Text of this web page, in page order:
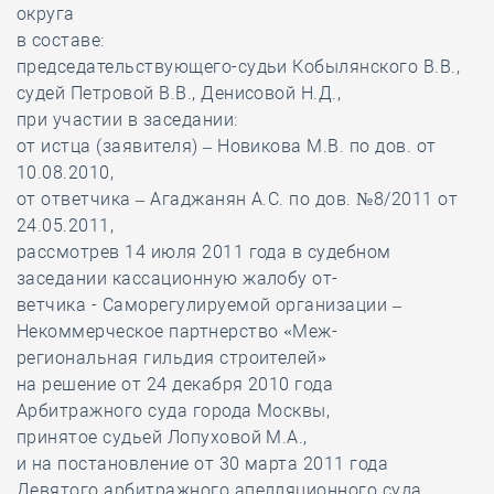
округа
в составе:
председательствующего-судьи Кобылянского В.В.,
судей Петровой В.В., Денисовой Н.Д.,
при участии в заседании:
от истца (заявителя) – Новикова М.В. по дов. от
10.08.2010,
от ответчика – Агаджанян А.С. по дов. №8/2011 от
24.05.2011,
рассмотрев 14 июля 2011 года в судебном
заседании кассационную жалобу от-
ветчика - Саморегулируемой организации –
Некоммерческое партнерство «Меж-
региональная гильдия строителей»
на решение от 24 декабря 2010 года
Арбитражного суда города Москвы,
принятое судьей Лопуховой М.А.,
и на постановление от 30 марта 2011 года